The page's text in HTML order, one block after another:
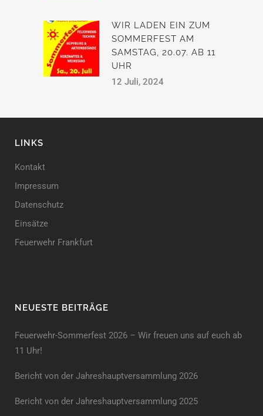
WIR LADEN EIN ZUM
SOMMERFEST AM
SAMSTAG, 20.07. AB 11
UHR
12 Juli, 2024
LINKS
Kontakt
Impressum
Datenschutz
Einsätze
Feuerwehr Frankfurt
NEUESTE BEITRÄGE
Feuerwehr-Sommerfest 2026 – Wir freuen uns auf euch ab
11 Uhr!
Bericht von der Jahreshauptversammlung 2026
Bericht von der Jahreshaupt­versammlung 2025